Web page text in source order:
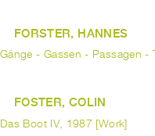
FORSTER, HANNES
Gänge - Gassen - Passagen -
FOSTER, COLIN
Das Boot IV, 1987 [Work]